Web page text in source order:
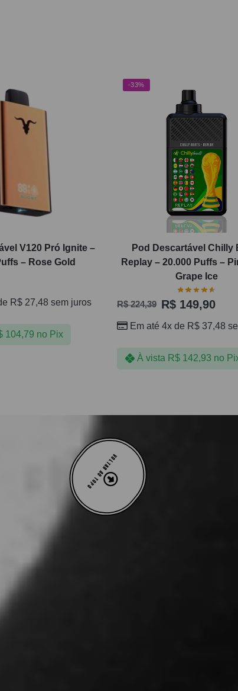
V120 Pró Ignite –
– Rose Gold
R$ 27,48 sem juros
104,79 no Pix
-33%
Pod Descartável Chilly
Replay – 20.000 Puffs –
Grape Ice
R$224,39 R$149,90
Em até 4x de R$37,48
À vista R$142,93 no
VOLTAR AO TOPO